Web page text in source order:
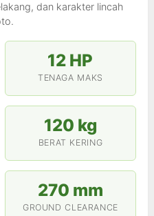
dan karakter lincah
12 HP
TENAGA MAKS
120 kg
BERAT KERING
270 mm
GROUND CLEARANCE